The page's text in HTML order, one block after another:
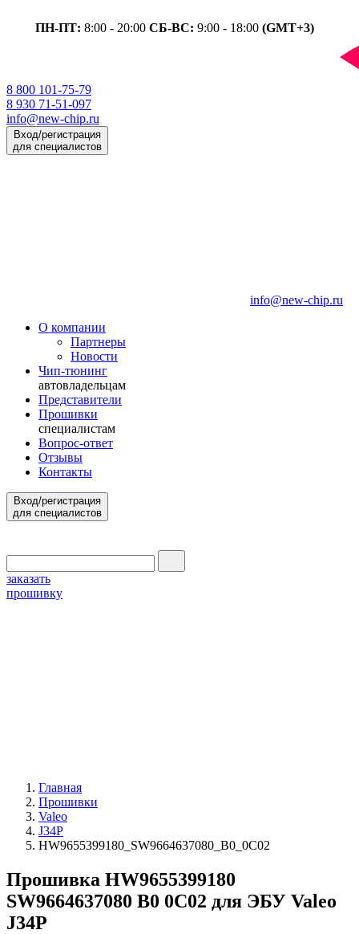
ПН-ПТ: 8:00 - 20:00 СБ-ВС: 9:00 - 18:00 (GMT+3)
8 800 101-75-79
8 930 71-51-097
info@new-chip.ru
Вход/регистрация
для специалистов
info@new-chip.ru
О компании
Партнеры
Новости
Чип-тюнинг
автовладельцам
Представители
Прошивки
специалистам
Вопрос-ответ
Отзывы
Контакты
Вход/регистрация
для специалистов
заказать
прошивку
Главная
Прошивки
Valeo
J34P
HW9655399180_SW9664637080_B0_0C02
Прошивка HW9655399180
SW9664637080 B0 0C02 для ЭБУ Valeo
J34P